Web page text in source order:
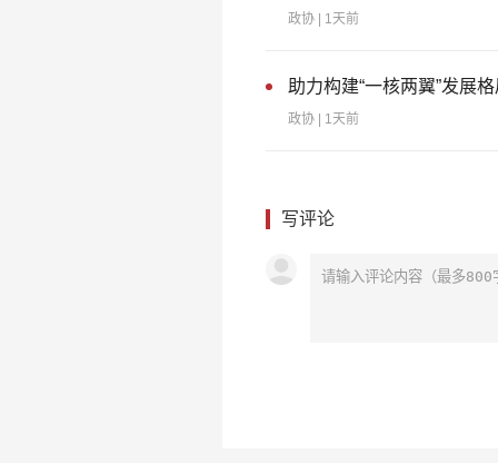
政协 | 1天前
助力构建“一核两翼”发展
政协 | 1天前
写评论